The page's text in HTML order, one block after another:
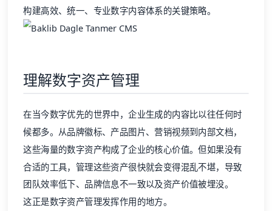
构建高效、统一、专业数字内容体系的关键策略。
理解数字资产管理
在当今数字优先的世界中，企业生成的内容比以往任何时
候都多。从品牌徽标、产品图片、营销视频到内部文档，
这些海量的数字资产构成了企业的核心价值。但如果没有
合适的工具，管理这些资产很快就会变得混乱不堪，导致
团队效率低下、品牌信息不一致以及资产价值被埋没。
这正是数字资产管理发挥作用的地方。